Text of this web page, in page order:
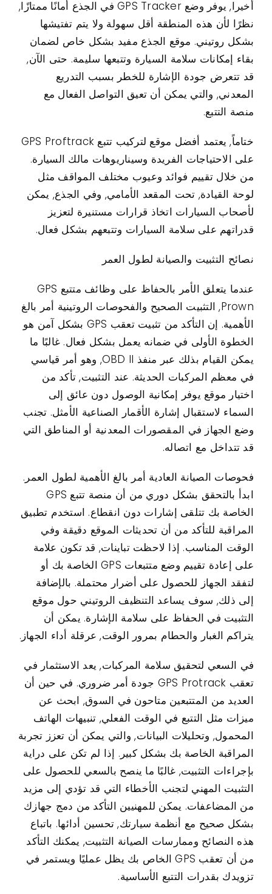
أخيرا, يوفر وضع GPS Tracker في الجذع أمانًا ممتازًا,
نظرًا لأن هذه المنطقة أقل سهولة ولا يتم تفتيشها
بشكل روتيني. موقع الجذع مفيد بشكل خاص لضمان
بقاء إمكانات سلامة السيارة وتتبعها سليمة. حتى الآن,
قد تتعرض جودة الإشارة للخطر بسبب التدريع
المعدني, والتي يمكن أن تعيق التواصل الفعال مع
منصة التتبع.
ختاماً, يعتمد أفضل موقع لتركيب تتبع GPS Proftrack
على الاحتياجات الفريدة وسيناريوهات مالك السيارة.
من خلال تقييم فوائد وعيوب مختلف المواقف مثل
لوحة القيادة, تحت المقعد الأمامي, وفي الجذع, يمكن
لأصحاب السيارات اتخاذ قرارات مستنيرة لتعزيز
قدراتهم على سلامة السيارات وتتبعهم بشكل فعال.
نصائح التثبيت والصيانة لطول العمر
عندما يتعلق الأمر بالحفاظ على وظائف متتبع GPS
Prown, التثبيت الصحيح والفحوصات الروتينية أمر بالغ
الأهمية. إن التأكد من تثبيت تعقب GPS بشكل آمن هو
الخطوة الأولى في ضمانه يعمل بشكل فعال. غالبًا ما
يمكن القيام بذلك عبر منفذ OBD II, وهو أمر قياسي
في معظم المركبات الحديثة. عند التثبيت, تأكد من
اختيار موقع يوفر إمكانية الوصول دون عائق إلى
السماء لاستقبال إشارة الأقمار الصناعية الأمثل. تجنب
وضع الجهاز في المقصورات المعدنية أو المناطق التي
قد تتداخل مع اتصاله.
فحوصات الصيانة العادية أمر بالغ الأهمية لطول العمر.
ابدأ بالتحقق بشكل دوري من أن منصة تتبع GPS
الخاصة بك تتلقى إشارات دون انقطاع. استخدم تطبيق
المراقبة للتأكد من أن تحديثات الموقع دقيقة وفي
الوقت المناسب. إذا لاحظت تباينات, قد تكون علامة
على إعادة تقييم وضع متتبعات GPS الخاصة بك أو
لتفقد الجهاز للحصول على أضرار محتملة. بالإضافة
إلى ذلك, سوف يساعد التنظيف الروتيني حول موقع
التثبيت في الحفاظ على سلامة الإشارة. يمكن أن
يتراكم الغبار والحطام بمرور الوقت, عرقلة أداء الجهاز.
في السعي لتحقيق سلامة المركبات, يعد الاستثمار في
تعقب GPS Protrack جودة أمر ضروري. في حين أن
العديد من المتتبعين متاحون في السوق, ابحث عن
ميزات مثل التتبع في الوقت الفعلي, تنبيهات الهاتف
المحمول, وتحليلات البيانات, والتي يمكن أن تعزز تجربة
المراقبة الخاصة بك بشكل كبير. إذا لم تكن على دراية
بإجراءات التثبيت, غالبًا ما ينصح بالسعي للحصول على
التثبيت المهني لتجنب الأخطاء التي قد تؤدي إلى مزيد
من المضاعفات. يمكن للمهنيين التأكد من دمج جهازك
بشكل صحيح مع أنظمة سيارتك, تحسين أدائها. باتباع
هذه النصائح وممارسات الصيانة التثبيت, يمكنك التأكد
من أن تعقب GPS الخاص بك يظل عمليًا ويستمر في
تزويدك بقدرات التتبع الأساسية.